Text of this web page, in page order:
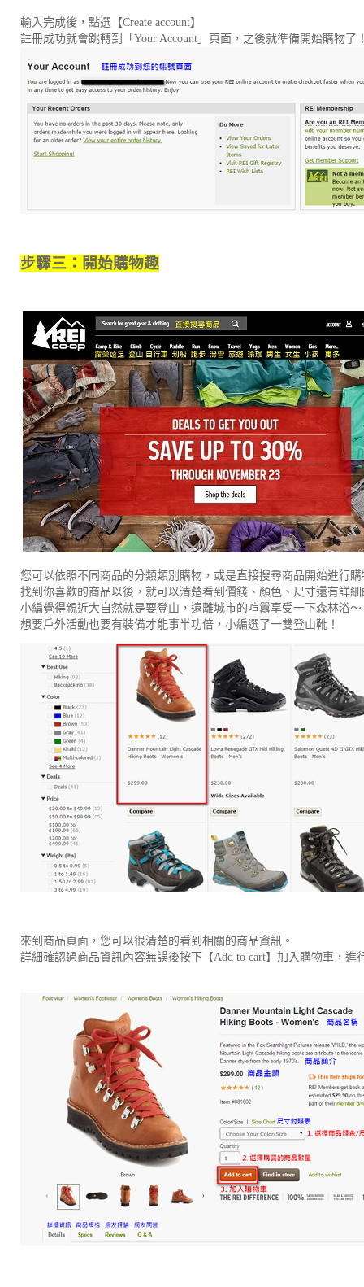
輸入完成後，點選 【Create account】
註冊成功就會跳轉到「Your Account」頁面，之後就準備開始購物了
步驟三：開始購物趣
您可以依照不同商品的分類類別購物，或是直接搜尋商品開始進行購
找到你喜歡的商品以後，就可以清楚看到價錢、顏色、尺寸還有詳
小編覺得親近大自然就是要登山，遠離城市的喧囂享受一下森林浴～
想要戶外活動也要有裝備才能事半功倍，小編選了一雙登山靴！
來到商品頁面，您可以很清楚的看到相關的商品資訊。
詳細確認過商品資訊內容無誤後按下【Add to cart】加入購物車，進